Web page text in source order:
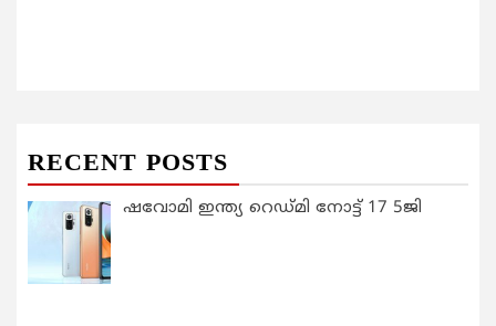
RECENT POSTS
ഷവോമി ഇന്ത്യ റെഡ്മി നോട്ട് 17 5ജി